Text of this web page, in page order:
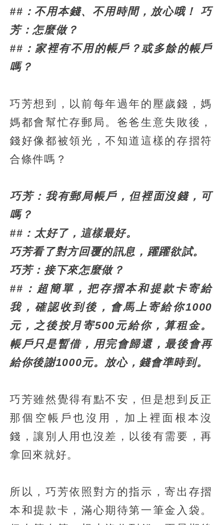
##：不用本錢、不用時間，放心哦！ 巧
芳：怎麼做？
##：家裡有不用的帳戶？或多餘的帳戶
嗎？
巧芳想到，以前每年過年的壓歲錢，媽
媽都會幫忙存郵局。爸爸生意失敗後，
錢好像都被領光，不知道這樣的存摺符
合條件嗎？
巧芳：我有郵局帳戶，但裡面沒錢，可
嗎？
##：太好了，這樣最好。
巧芳看了對方回覆的訊息，躍躍欲試。
巧芳：接下來怎麼做？
##：超簡單，把存摺本和提款卡寄給
我，確認收到後，會馬上寄給你1000
元，之後按月寄500元給你，算租金。
帳戶只是暫借，用完會歸還，最後會再
給你後謝1000元。放心，錢會準時到。
巧芳雖然覺得有點不安，但是想到反正
那個空帳戶也沒用，加上裡面根本沒
錢，讓別人用也沒差，以後有需要，再
拿回來就好。
所以，巧芳依照對方的指示，寄出存摺
本和提款卡，滿心期待第一筆金入袋。